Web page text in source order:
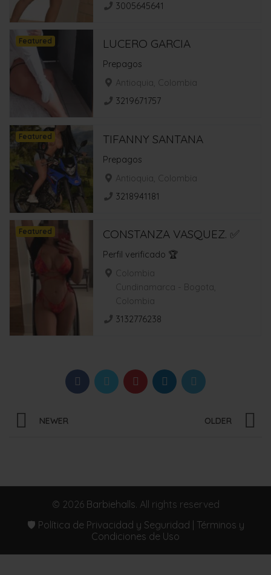
3005645641
Featured LUCERO GARCIA
Prepagos
Antioquia, Colombia
3219671757
Featured TIFANNY SANTANA
Prepagos
Antioquia, Colombia
3218941181
Featured CONSTANZA VASQUEZ. ✅
Perfil verificado 🏆
Colombia
Cundinamarca - Bogota,
Colombia
3132776238
NEWER OLDER
© 2026 Barbiehalls. All rights reserved
🛡️ Política de Privacidad y Seguridad | Términos y
Condiciones de Uso